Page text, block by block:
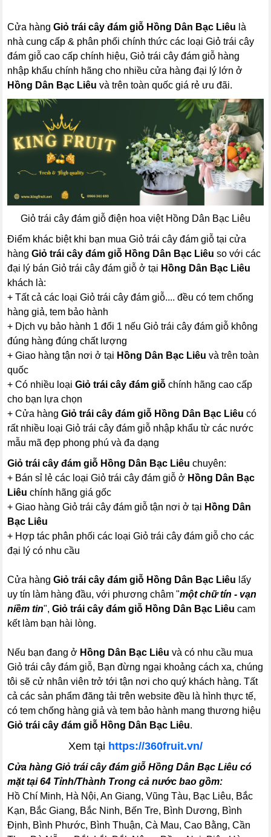
Cửa hàngGiỏ trái cây đám giỗ Hồng Dân Bạc Liêu là
nhà cung cấp & phân phối chính thức các loại Giỏ trái cây
đám giỗ cao cấp chính hiệu, Giỏ trái cây đám giỗ hàng
nhập khẩu chính hãng cho nhiều cửa hàng đại lý lớn ở
Hồng Dân Bạc Liêu và trên toàn quốc giá rẻ ưu đãi.
Giỏ trái cây đám giỗ điện hoa việt Hồng Dân Bạc Liêu
Điểm khác biệt khi bạn mua Giỏ trái cây đám giỗ tại cửa
hàngGiỏ trái cây đám giỗ Hồng Dân Bạc Liêu so với các
đại lý bán Giỏ trái cây đám giỗ ở tại Hồng Dân Bạc Liêu
khách là:
+ Tất cả các loại Giỏ trái cây đám giỗ.... đều có tem chống
hàng giả, tem bảo hành
+ Dịch vụ bảo hành 1 đổi 1 nếu Giỏ trái cây đám giỗ không
đúng hàng đúng chất lượng
+ Giao hàng tận nơi ở tại Hồng Dân Bạc Liêu và trên toàn
quốc
+ Có nhiều loạiGiỏ trái cây đám giỗ chính hãng cao cấp
cho bạn lựa chọn
+ Cửa hàngGiỏ trái cây đám giỗ Hồng Dân Bạc Liêu có
rất nhiều loại Giỏ trái cây đám giỗ nhập khẩu từ các nước
mẫu mã đẹp phong phú và đa dạng
Giỏ trái cây đám giỗ Hồng Dân Bạc Liêuchuyên:
+ Bán sỉ lẻ các loại Giỏ trái cây đám giỗ ở Hồng Dân Bạc
Liêu chính hãng giá gốc
+ Giao hàng Giỏ trái cây đám giỗ tận nơi ở tại Hồng Dân
Bạc Liêu
+ Hợp tác phân phối các loại Giỏ trái cây đám giỗ cho các
đại lý có nhu cầu
Cửa hàngGiỏ trái cây đám giỗ Hồng Dân Bạc Liêu lấy
uy tín làm hàng đầu, với phương châm "một chữ tín - vạn
niềm tin",Giỏ trái cây đám giỗ Hồng Dân Bạc Liêu cam
kết làm bạn hài lòng.
Nếu bạn đang ở Hồng Dân Bạc Liêu và có nhu cầu mua
Giỏ trái cây đám giỗ, Bạn đừng ngại khoảng cách xa, chúng
tôi sẽ cử nhân viên trở tới tận nơi cho quý khách hàng. Tất
cả các sản phẩm đăng tải trên website đều là hình thực tế,
có tem chống hàng giả và tem bảo hành mang thương hiệu
Giỏ trái cây đám giỗ Hồng Dân Bạc Liêu.
Xem tại https://360fruit.vn/
Cửa hàng Giỏ trái cây đám giỗ Hồng Dân Bạc Liêu có
mặt tại 64 Tỉnh/Thành Trong cả nước bao gồm:
Hồ Chí Minh, Hà Nội, An Giang, Vũng Tàu, Bạc Liêu, Bắc
Kạn, Bắc Giang, Bắc Ninh, Bến Tre, Bình Dương, Bình
Định, Bình Phước, Bình Thuận, Cà Mau, Cao Bằng, Cần